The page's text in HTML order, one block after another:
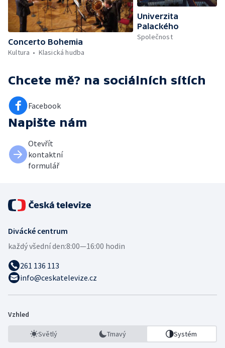
Concerto Bohemia
Kultura
Klasická hudba
Univerzita
Palackého
Společnost
Chcete mě? na sociálních sítích
Facebook
Napište nám
Otevřít
kontaktní
formulář
Divácké centrum
každý všední den:8:00—16:00 hodin
261 136 113
info@ceskatelevize.cz
Vzhled
Světlý Tmavý Systém